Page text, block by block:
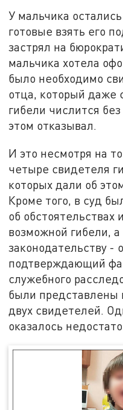
У мальчика
готовые взять его
застрял на
мальчика хотела
было необходимо
отца, который даже
гибели числится
этом отказывал.
И это несмотря на
четыре свидетеля
которых дали об
Кроме того, в суд
об обстоятельствах
возможной гибели,
законодательству -
подтверждающий
служебного
были представлены
двух свидетелей.
оказалось